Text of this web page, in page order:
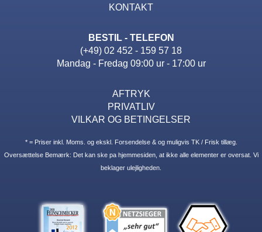
KONTAKT
BESTIL - TELEFON
(+49) 02 452 - 159 57 18
Mandag - Fredag 09:00 ur - 17:00 ur
AFTRYK
PRIVATLIV
VILKAR OG BETINGELSER
* = Priser inkl. Moms. og ekskl. Forsendelse & og muligvis TK / Frisk tillæg.
Oversættelse Bemærk: Det kan ske pa hjemmesiden, at ikke alle elementer er oversat. Vi
beklager ulejligheden.